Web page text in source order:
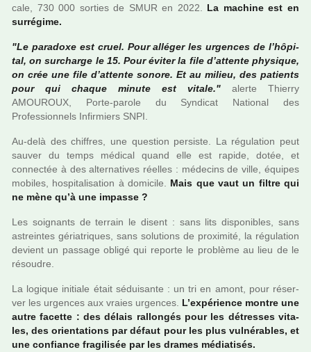
cale, 730 000 sor­ties de SMUR en 2022. La machine est en
sur­ré­gime.
"Le para­doxe est cruel. Pour allé­ger les urgen­ces de l’hôpi­
tal, on sur­charge le 15. Pour éviter la file d’attente phy­si­que,
on crée une file d’attente sonore. Et au milieu, des patients
pour qui chaque minute est vitale."
alerte Thierry
AMOUROUX, Porte-parole du Syndicat National des
Professionnels Infirmiers SNPI.
Au-delà des chif­fres, une ques­tion per­siste. La régu­la­tion peut
sauver du temps médi­cal quand elle est rapide, dotée, et
connec­tée à des alter­na­ti­ves réel­les : méde­cins de ville, équipes
mobi­les, hos­pi­ta­li­sa­tion à domi­cile. Mais que vaut un filtre qui
ne mène qu’à une impasse ?
Les soi­gnants de ter­rain le disent : sans lits dis­po­ni­bles, sans
astrein­tes géria­tri­ques, sans solu­tions de proxi­mité, la régu­la­tion
devient un pas­sage obligé qui reporte le pro­blème au lieu de le
résou­dre.
La logi­que ini­tiale était sédui­sante : un tri en amont, pour réser­
ver les urgen­ces aux vraies urgen­ces. L’expé­rience montre une
autre facette : des délais ral­lon­gés pour les détres­ses vita­
les, des orien­ta­tions par défaut pour les plus vul­né­ra­bles, et
une confiance fra­gi­li­sée par les drames média­ti­sés.